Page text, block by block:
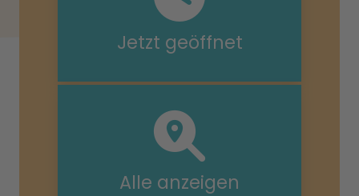
Jetzt geöffnet
Alle anzeigen